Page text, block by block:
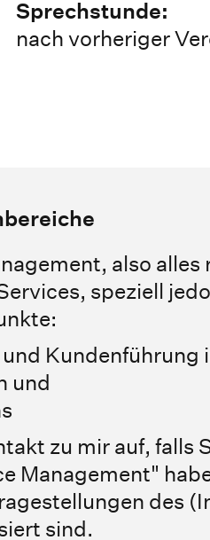
Sprechstunde:
nach vorheriger
also alles
speziell
Kundenführung
und
zu mir auf, falls
Management"
des
sind.